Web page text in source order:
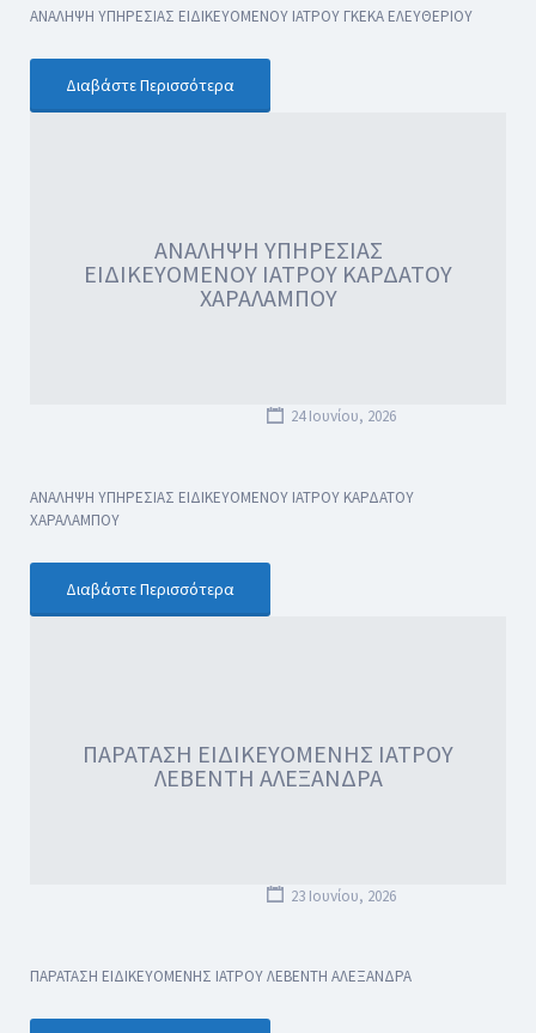
ΑΝΑΛΗΨΗ ΥΠΗΡΕΣΙΑΣ ΕΙΔΙΚΕΥΟΜΕΝΟΥ ΙΑΤΡΟΥ ΓΚΕΚΑ ΕΛΕΥΘΕΡΙΟΥ
Διαβάστε Περισσότερα
ΑΝΑΛΗΨΗ ΥΠΗΡΕΣΙΑΣ
ΕΙΔΙΚΕΥΟΜΕΝΟΥ ΙΑΤΡΟΥ ΚΑΡΔΑΤΟΥ
ΧΑΡΑΛΑΜΠΟΥ
24 Ιουνίου, 2026
ΑΝΑΛΗΨΗ ΥΠΗΡΕΣΙΑΣ ΕΙΔΙΚΕΥΟΜΕΝΟΥ ΙΑΤΡΟΥ ΚΑΡΔΑΤΟΥ
ΧΑΡΑΛΑΜΠΟΥ
Διαβάστε Περισσότερα
ΠΑΡΑΤΑΣΗ ΕΙΔΙΚΕΥΟΜΕΝΗΣ ΙΑΤΡΟΥ
ΛΕΒΕΝΤΗ ΑΛΕΞΑΝΔΡΑ
23 Ιουνίου, 2026
ΠΑΡΑΤΑΣΗ ΕΙΔΙΚΕΥΟΜΕΝΗΣ ΙΑΤΡΟΥ ΛΕΒΕΝΤΗ ΑΛΕΞΑΝΔΡΑ